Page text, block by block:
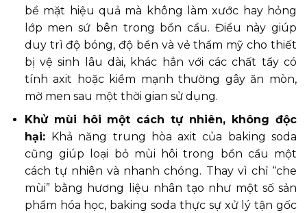
bề mặt hiệu quả mà không làm xước hay hỏng
lớp men sứ bên trong bồn cầu. Điều này giúp
duy trì độ bóng, độ bền và vẻ thẩm mỹ cho thiết
bị vệ sinh lâu dài, khác hẳn với các chất tẩy có
tính axit hoặc kiềm mạnh thường gây ăn mòn,
mờ men sau một thời gian sử dụng.
Khử mùi hôi một cách tự nhiên, không độc
hại:
Khả năng trung hòa axit của baking soda
cũng giúp loại bỏ mùi hôi trong bồn cầu một
cách tự nhiên và nhanh chóng. Thay vì chỉ “che
mùi” bằng hương liệu nhân tạo như một số sản
phẩm hóa học, baking soda thực sự xử lý tận gốc